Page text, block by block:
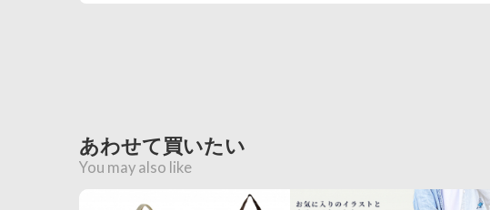
あわせて買いたい
You may also like